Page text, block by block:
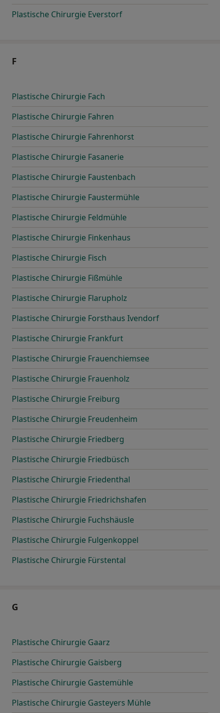
Plastische Chirurgie Everstorf
F
Plastische Chirurgie Fach
Plastische Chirurgie Fahren
Plastische Chirurgie Fahrenhorst
Plastische Chirurgie Fasanerie
Plastische Chirurgie Faustenbach
Plastische Chirurgie Faustermühle
Plastische Chirurgie Feldmühle
Plastische Chirurgie Finkenhaus
Plastische Chirurgie Fisch
Plastische Chirurgie Fißmühle
Plastische Chirurgie Flarupholz
Plastische Chirurgie Forsthaus Ivendorf
Plastische Chirurgie Frankfurt
Plastische Chirurgie Frauenchiemsee
Plastische Chirurgie Frauenholz
Plastische Chirurgie Freiburg
Plastische Chirurgie Freudenheim
Plastische Chirurgie Friedberg
Plastische Chirurgie Friedbüsch
Plastische Chirurgie Friedenthal
Plastische Chirurgie Friedrichshafen
Plastische Chirurgie Fuchshäusle
Plastische Chirurgie Fulgenkoppel
Plastische Chirurgie Fürstental
G
Plastische Chirurgie Gaarz
Plastische Chirurgie Gaisberg
Plastische Chirurgie Gastemühle
Plastische Chirurgie Gasteyers Mühle